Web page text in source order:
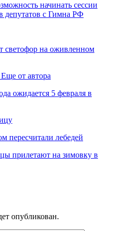
начинать сессии
депутатов с Гимна РФ
светофор на оживленном
Еще от автора
ожидается 5 февраля в
пересчитали лебедей
прилетают на зимовку в
опубликован.